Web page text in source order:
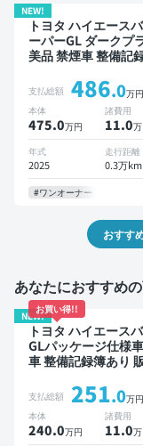
NEW!
トヨタ ハイエース
ーパーGL ダークプ
美品 禁煙車 整備記
※ナビキットあり TV
トキー ETC バックモ
ー 全方位カメラ 衝突
両側電動スライドド
支払総額 486.0万円
本体
475.0万円
諸費用
11.0
年式
2025
走行距離
0.3万km
#ワンオーナー
おすす
あなたにおすすめ
NEW!
お買い得!!
トヨタ ハイエース
GLパッケージ仕様
車 整備記録簿あり
ルインナーミラー ワ
スキー ETC バックモ
ー 全方位カメラ 衝突
支払総額 251.0万円
本体
240.0万円
諸費用
11.0